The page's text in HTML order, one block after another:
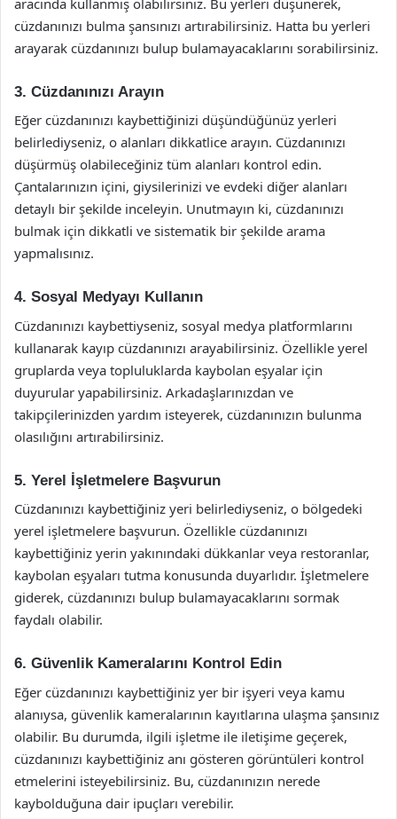
cüzdanınızı bulma şansınızı artırabilirsiniz. Hatta bu yerleri
arayarak cüzdanınızı bulup bulamayacaklarını sorabilirsiniz.
3. Cüzdanınızı Arayın
Eğer cüzdanınızı kaybettiğinizi düşündüğünüz yerleri
belirlediyseniz, o alanları dikkatlice arayın. Cüzdanınızı
düşürmüş olabileceğiniz tüm alanları kontrol edin.
Çantalarınızın içini, giysilerinizi ve evdeki diğer alanları
detaylı bir şekilde inceleyin. Unutmayın ki, cüzdanınızı
bulmak için dikkatli ve sistematik bir şekilde arama
yapmalısınız.
4. Sosyal Medyayı Kullanın
Cüzdanınızı kaybettiyseniz, sosyal medya platformlarını
kullanarak kayıp cüzdanınızı arayabilirsiniz. Özellikle yerel
gruplarda veya topluluklarda kaybolan eşyalar için
duyurular yapabilirsiniz. Arkadaşlarınızdan ve
takipçilerinizden yardım isteyerek, cüzdanınızın bulunma
olasılığını artırabilirsiniz.
5. Yerel İşletmelere Başvurun
Cüzdanınızı kaybettiğiniz yeri belirlediyseniz, o bölgedeki
yerel işletmelere başvurun. Özellikle cüzdanınızı
kaybettiğiniz yerin yakınındaki dükkanlar veya restoranlar,
kaybolan eşyaları tutma konusunda duyarlıdır. İşletmelere
giderek, cüzdanınızı bulup bulamayacaklarını sormak
faydalı olabilir.
6. Güvenlik Kameralarını Kontrol Edin
Eğer cüzdanınızı kaybettiğiniz yer bir işyeri veya kamu
alanıysa, güvenlik kameralarının kayıtlarına ulaşma şansınız
olabilir. Bu durumda, ilgili işletme ile iletişime geçerek,
cüzdanınızı kaybettiğiniz anı gösteren görüntüleri kontrol
etmelerini isteyebilirsiniz. Bu, cüzdanınızın nerede
kaybolduğuna dair ipuçları verebilir.